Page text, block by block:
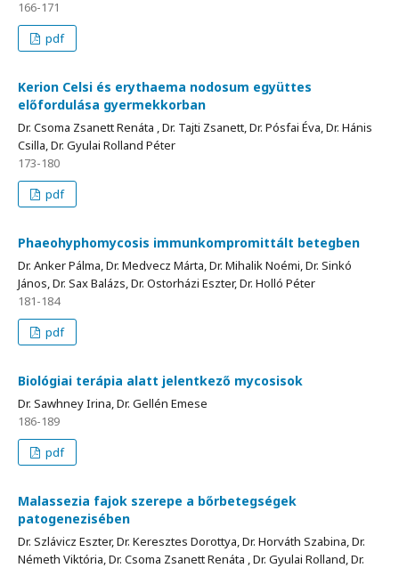
166-171
pdf
Kerion Celsi és erythaema nodosum együttes
előfordulása gyermekkorban
Dr. Csoma Zsanett Renáta , Dr. Tajti Zsanett, Dr. Pósfai Éva, Dr. Hánis
Csilla, Dr. Gyulai Rolland Péter
173-180
pdf
Phaeohyphomycosis immunkompromittált betegben
Dr. Anker Pálma, Dr. Medvecz Márta, Dr. Mihalik Noémi, Dr. Sinkó
János, Dr. Sax Balázs, Dr. Ostorházi Eszter, Dr. Holló Péter
181-184
pdf
Biológiai terápia alatt jelentkező mycosisok
Dr. Sawhney Irina, Dr. Gellén Emese
186-189
pdf
Malassezia fajok szerepe a bőrbetegségek
patogenezisében
Dr. Szlávicz Eszter, Dr. Keresztes Dorottya, Dr. Horváth Szabina, Dr.
Németh Viktória, Dr. Csoma Zsanett Renáta , Dr. Gyulai Rolland, Dr.